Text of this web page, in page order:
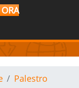
Palestro